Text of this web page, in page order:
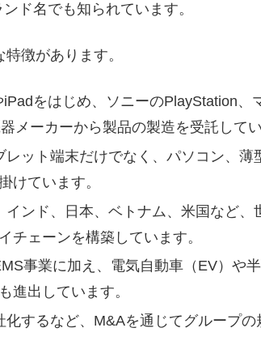
ド名でも知られています。
徴があります。
をはじめ、ソニーのPlayStation、
メーカーから製品の製造を受託してい
レット端末だけでなく、パソコン、薄
けています。
インド、日本、ベトナム、米国など、
チェーンを構築しています。
事業に加え、電気自動車（EV）や
進出しています。
するなど、M&Aを通じてグループの